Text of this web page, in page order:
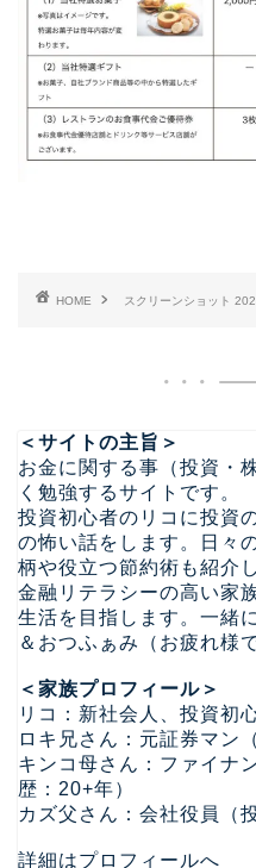
HOME スクリーンショット
＜サイトの主旨＞
お金に関する事（投資・
く勉強するサイトです。
投資初心者のリコに投資
の怖い話をします。日々
柄や役立つ節約術も紹介
金融リテラシーの高い家
生活を目指します。一緒
＆おつふぁみ（お疲れ様
＜家族プロフィール＞
リコ：新社会人、投資初
ロキ兄さん：元証券マン
キンコ母さん：ファイナ
歴：20+年）
カズ父さん：会社役員（
詳細はプロフィールへ